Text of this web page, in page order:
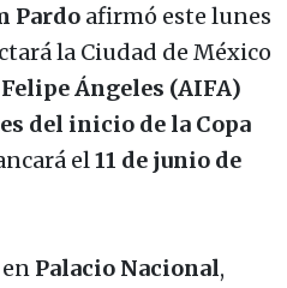
Pardoafirmó este lunes
la Ciudad de México
Ángeles (AIFA)
del inicio de la Copa
el 11 de junio de
Palacio Nacional,